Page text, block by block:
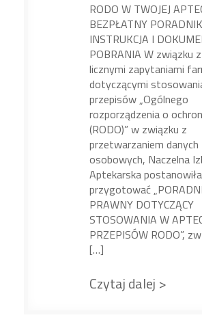
RODO W TWOJEJ
BEZPŁATNY
INSTRUKCJA I
POBRANIA W związku
licznymi zapytaniami
dotyczącymi
przepisów „Ogólnego
rozporządzenia o
(RODO)” w związku z
przetwarzaniem danych
osobowych, Naczelna
Aptekarska postanowiła
przygotować
PRAWNY DOTYCZĄCY
STOSOWANIA W
PRZEPISÓW RODO”,
[…]
Czytaj dalej >